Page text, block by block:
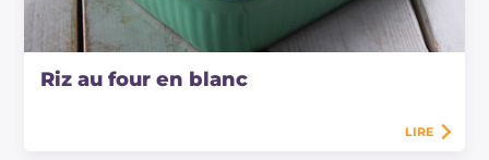
Riz au four en blanc
LIRE